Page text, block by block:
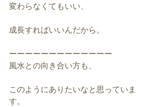
変わらなくてもいい、
成長すればいいんだから。
ーーーーーーーーーーーーー
風水との向き合い方も、
このようにありたいなと思っていま
す。